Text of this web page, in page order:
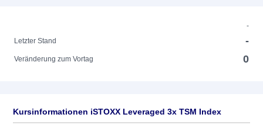
-
Letzter Stand
-
Veränderung zum Vortag 0
Kursinformationen iSTOXX Leveraged 3x TSM Index